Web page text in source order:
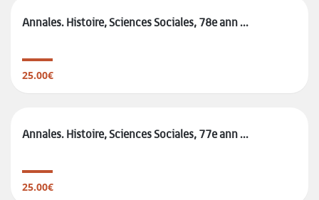
Annales. Histoire, Sciences Sociales, 78e ann ...
25.00€
Annales. Histoire, Sciences Sociales, 77e ann ...
25.00€